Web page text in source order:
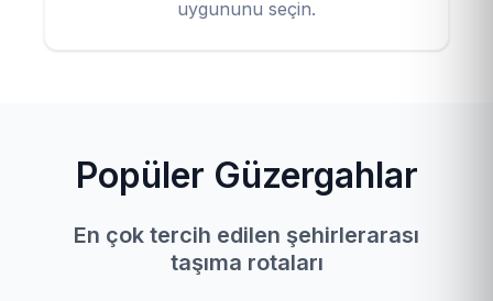
uygununu seçin.
Popüler Güzergahlar
En çok tercih edilen şehirlerarası
taşıma rotaları